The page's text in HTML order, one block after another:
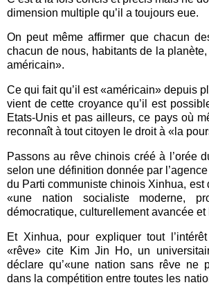
dimension multiple qu’il a toujours eue.
On peut même affirmer que chacun
chacun de nous, habitants de la
américain».
Ce qui fait qu’il est «américain» depuis
vient de cette croyance qu’il est
Etats-Unis et pas ailleurs, ce pays où
reconnaît à tout citoyen le droit à «la
Passons au rêve chinois créé à l’orée
selon une définition donnée par
du Parti communiste chinois Xinhua, est
«une nation socialiste moderne,
démocratique, culturellement avancée et
Et Xinhua, pour expliquer tout
«rêve» cite Kim Jin Ho, un
déclare qu’«une nation sans rêve ne
dans la compétition entre toutes les